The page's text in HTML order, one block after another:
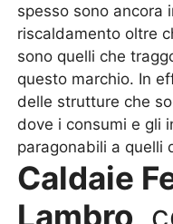
spesso sono ancora
riscaldamento oltre
sono quelli che
questo marchio. In
delle strutture che
dove i consumi e gli
paragonabili a quelli
Caldaie
Lambro,